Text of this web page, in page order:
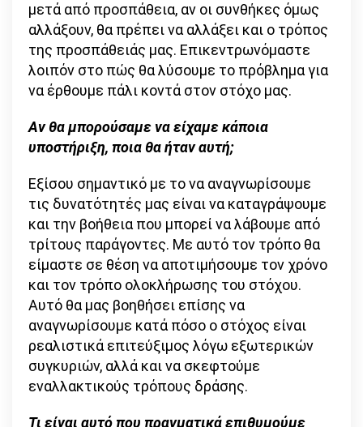
μετά από προσπάθεια, αν οι συνθήκες όμως
αλλάξουν, θα πρέπει να αλλάξει και ο τρόπος
της προσπάθειάς μας. Επικεντρωνόμαστε
λοιπόν στο πώς θα λύσουμε το πρόβλημα για
να έρθουμε πάλι κοντά στον στόχο μας.
Αν θα μπορούσαμε να είχαμε κάποια
υποστήριξη, ποια θα ήταν αυτή;
Εξίσου σημαντικό με το να αναγνωρίσουμε
τις δυνατότητές μας είναι να καταγράψουμε
και την βοήθεια που μπορεί να λάβουμε από
τρίτους παράγοντες. Με αυτό τον τρόπο θα
είμαστε σε θέση να αποτιμήσουμε τον χρόνο
και τον τρόπο ολοκλήρωσης του στόχου.
Αυτό θα μας βοηθήσει επίσης να
αναγνωρίσουμε κατά πόσο ο στόχος είναι
ρεαλιστικά επιτεύξιμος λόγω εξωτερικών
συγκυριών, αλλά και να σκεφτούμε
εναλλακτικούς τρόπους δράσης.
Τι είναι αυτό που πραγματικά επιθυμούμε